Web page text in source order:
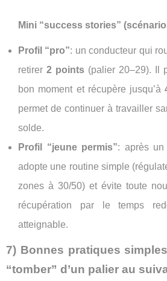
Mini “success stories”
Profil “pro”: un conducteur qui
retirer 2 points(palier 20–29). Il
bon moment et récupère jusqu’à
permet de continuer à travailler
solde.
Profil “jeune permis”: après un
adopte une routine simple
zones à 30/50) et évite toute
récupération par le temps
atteignable.
7) Bonnes pratiques
“tomber” d’un palier au